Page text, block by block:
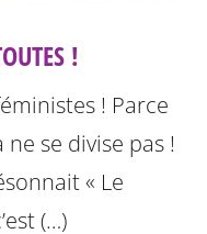
!
! Parce
se divise pas !
« Le
(…)